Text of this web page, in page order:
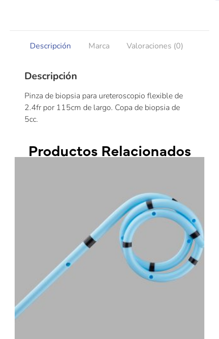
Descripción Marca Valoraciones (0)
Descripción
Pinza de biopsia para ureteroscopio flexible de
2.4fr por 115cm de largo. Copa de biopsia de
5cc.
Productos Relacionados